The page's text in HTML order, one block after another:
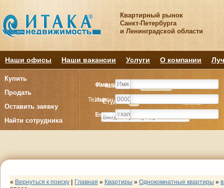
Квартирный рынок
Санкт-Петербурга
и Ленинградской области
Наши офисы Наши вакансии Услуги О компании
Купить
Продать
Оставить заявку
Найти сотрудника
Комнату
Студия Комнат
Комнату
Студия Комнат
Имя
Телефон
E-mail
Фамилия
Имя
Телефон
« Вернуться к поиску Главная » Квартиры » Однокомнатные квартиры »